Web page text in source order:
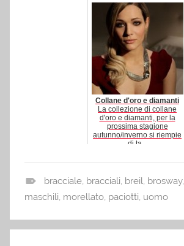
Collane d'oro e diamanti
La collezione di collane
d'oro e diamanti, per la
prossima stagione
autunno/inverno si riempie
di ta...
B
a
bracciale, bracciali, breil, brosway,
maschili, morellato, paciotti, uomo